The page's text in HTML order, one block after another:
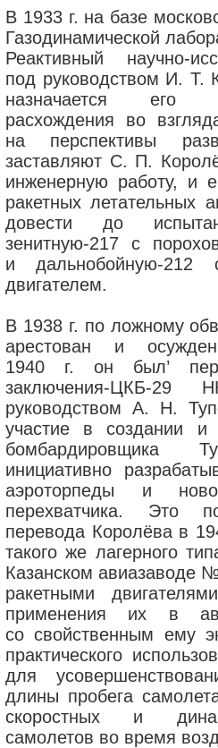
В 1933 г. на базе
Газодинамической
Реактивный научно-
под руководством И.
назначается его
расхождения во
на перспективы
заставляют С. П.
инженерную работу, и
ракетных летательных
довести до
зенитную-217 с
и дальнобойную-212
двигателем.
В 1938 г. по ложному
арестован и
1940 г. он был’
заключения-ЦКБ-
руководством А. Н.
участие в создании и
бомбардировщика
инициативно
аэроторпеды и
перехватчика. Это
перевода Королёва в
такого же лагерного
Казанском авиазаводе
ракетными
применения их в
со свойственным ему
практического
для
длины пробега
скоростных и
самолетов во время